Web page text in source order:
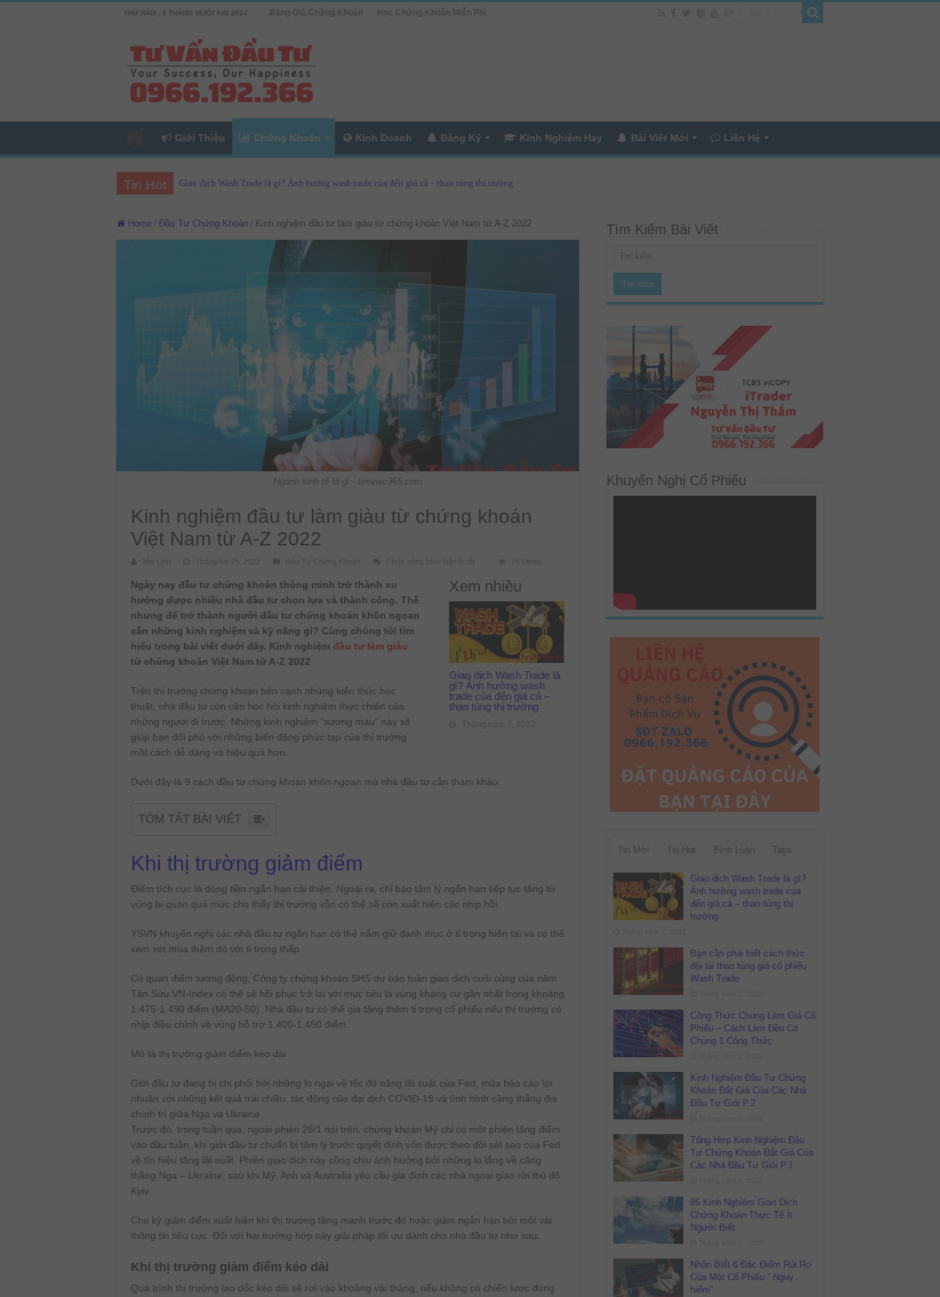
THỨ NĂM , 5 THÁNG MƯỜI HAI 2024 Bảng Giá Chứng Khoán Học Chứng Khoán Miễn Phí
Giới Thiệu Chứng Khoán Kinh Doanh Đăng Ký Kinh Nghiệm Hay Bài Viết Mới Liên Hệ
Tin Hot Giao dịch Wash Trade là gì? Ảnh hưởng wash trade của đến giá cả – thao túng thị trường
Home / Đầu Tư Chứng Khoán / Kinh nghiệm đầu tư làm giàu từ chứng khoán Việt Nam từ A-Z 2022
Ngành kinh tế là gì - timviec365.com
Kinh nghiệm đầu tư làm giàu từ chứng khoán
Việt Nam từ A-Z 2022
Mai Linh Tháng hai 25, 2022 Đầu Tư Chứng Khoán Chức năng bình luận bị tắt
đầu
tư
làm
giàu
từ
chứng
khoán
Việt
Nam
từ
A-
Z
2022
Xem nhiều
Giao dịch Wash Trade là
gì? Ảnh hưởng wash
trade của đến giá cả –
thao túng thị trường
Tháng năm 2, 2022
Ngày nay đầu tư chứng khoán thông minh trở thành xu
hướng được nhiều nhà đầu tư chọn lựa và thành công. Thế
nhưng để trở thành người đầu tư chứng khoán khôn ngoan
cần những kinh nghiệm và kỹ năng gì? Cùng chúng tôi tìm
hiểu trong bài viết dưới đây. Kinh nghiệm đầu tư làm giàu
từ chứng khoán Việt Nam từ A-Z 2022
Trên thị trường chứng khoán bên cạnh những kiến thức học
thuật, nhà đầu tư còn cần học hỏi kinh nghiệm thực chiến của
những người đi trước. Những kinh nghiệm “xương máu” này sẽ
giúp bạn đối phó với những biến động phức tạp của thị trường
một cách dễ dàng và hiệu quả hơn.
Dưới đây là 9 cách đầu tư chứng khoán khôn ngoan mà nhà đầu tư cần tham khảo:
TÓM TẮT BÀI VIẾT
Khi thị trường giảm điểm
Điểm tích cực là dòng tiền ngắn hạn cải thiện. Ngoài ra, chỉ báo tâm lý ngắn hạn tiếp tục tăng từ
vùng bi quan quá mức cho thấy thị trường vẫn có thể sẽ còn xuất hiện các nhịp hồi.
YSVN khuyến nghị các nhà đầu tư ngắn hạn có thể nắm giữ danh mục ở tỉ trọng hiện tại và có thể
xem xét mua thăm dò với tỉ trọng thấp.
Có quan điểm tương đồng, Công ty chứng khoán SHS dự báo tuần giao dịch cuối cùng của năm
Tân Sửu VN-Index có thể sẽ hồi phục trở lại với mục tiêu là vùng kháng cự gần nhất trong khoảng
1.475-1.490 điểm (MA20-50). Nhà đầu tư có thể gia tăng thêm tỉ trọng cổ phiếu nếu thị trường có
nhịp điều chỉnh về vùng hỗ trợ 1.400-1.450 điểm.
Mô tả thị trường giảm điểm kéo dài
Giới đầu tư đang bị chi phối bởi những lo ngại về tốc độ nâng lãi suất của Fed, mùa báo cáo lợi
nhuận với những kết quả trái chiều, tác động của đại dịch COVID-19 và tình hình căng thẳng địa
chính trị giữa Nga và Ukraine.
Trước đó, trong tuần qua, ngoài phiên 28/1 nói trên, chứng khoán Mỹ chỉ có một phiên tăng điểm
vào đầu tuần, khi giới đầu tư chuẩn bị tâm lý trước quyết định vốn được theo dõi sát sao của Fed
về tín hiệu tăng lãi suất. Phiên giao dịch này cũng chịu ảnh hưởng bởi những lo lắng về căng
thẳng Nga – Ukraine, sau khi Mỹ, Anh và Australia yêu cầu gia đình các nhà ngoại giao rời thủ đô
Kyiv.
Chu kỳ giảm điểm xuất hiện khi thị trường tăng mạnh trước đó hoặc giảm ngắn hạn bởi một vài
thông tin tiêu cực. Đối với hai trường hợp này giải pháp tối ưu dành cho nhà đầu tư như sau:
Khi thị trường giảm điểm kéo dài
Quá trình thị trường lao dốc kéo dài sẽ rơi vào khoảng vài tháng, nếu không có chiến lược đúng
Tìm Kiếm Bài Viết
Khuyến Nghị Cổ Phiếu
Tin Mới Tin Hot Bình Luận Tags
Giao dịch Wash Trade là gì?
Ảnh hưởng wash trade của
đến giá cả – thao túng thị
trường
Bạn cần phải biết cách thức
đội lái thao túng giá cổ phiếu
Wash Trade
Công Thức Chung Làm Giá Cổ
Phiếu – Cách Làm Đều Có
Chung 1 Công Thức
Kinh Nghiệm Đầu Tư Chứng
Khoán Đắt Giá Của Các Nhà
Đầu Tư Giỏi P.2
Tổng Hợp Kinh Nghiệm Đầu
Tư Chứng Khoán Đắt Giá Của
Các Nhà Đầu Tư Giỏi P.1
86 Kinh Nghiệm Giao Dịch
Chứng Khoán Thực Tế Ít
Người Biết
Nhận Biết 6 Đặc Điểm Rủi Ro
Của Một Cổ Phiếu ” Nguy
hiểm”